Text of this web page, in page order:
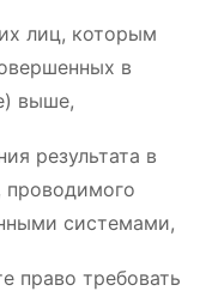
лиц, которым
в
выше,
результата в
проводимого
системами,
право требовать